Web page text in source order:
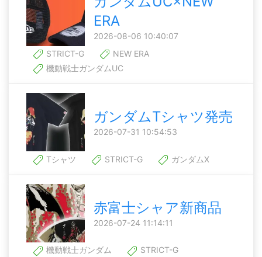
ERA
2026-08-06 10:40:07
STRICT-G
NEW ERA
機動戦士ガンダムUC
ガンダムTシャツ発売
2026-07-31 10:54:53
Tシャツ STRICT-G ガンダムX
赤富士シャア新商品
2026-07-24 11:14:11
機動戦士ガンダム
STRICT-G